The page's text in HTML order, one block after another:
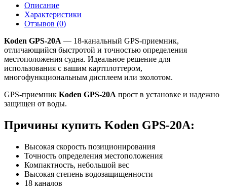
Описание
Характеристики
Отзывов (0)
Koden GPS-20A — 18-канальный GPS-приемник,
отличающийся быстротой и точностью определения
местоположения судна. Идеальное решение для
использования с вашим картплоттером,
многофункциональным дисплеем или эхолотом.
GPS-приемник Koden GPS-20A прост в установке и надежно
защищен от воды.
Причины купить Koden GPS-20A:
Высокая скорость позиционирования
Точность определения местоположения
Компактность, небольшой вес
Высокая степень водозащищенности
18 каналов